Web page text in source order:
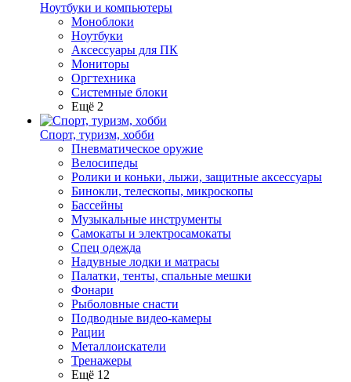
Ноутбуки и компьютеры
Моноблоки
Ноутбуки
Аксессуары для ПК
Мониторы
Оргтехника
Системные блоки
Ещё 2
Спорт, туризм, хобби
Пневматическое оружие
Велосипеды
Ролики и коньки, лыжи, защитные аксессуары
Бинокли, телескопы, микроскопы
Бассейны
Музыкальные инструменты
Самокаты и электросамокаты
Спец одежда
Надувные лодки и матрасы
Палатки, тенты, спальные мешки
Фонари
Рыболовные снасти
Подводные видео-камеры
Рации
Металлоискатели
Тренажеры
Ещё 12